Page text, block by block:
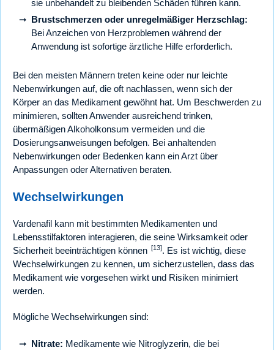
sie unbehandelt zu bleibenden Schäden führen kann.
Brustschmerzen oder unregelmäßiger Herzschlag:
Bei Anzeichen von Herzproblemen während der
Anwendung ist sofortige ärztliche Hilfe erforderlich.
Bei den meisten Männern treten keine oder nur leichte
Nebenwirkungen auf, die oft nachlassen, wenn sich der
Körper an das Medikament gewöhnt hat. Um Beschwerden zu
minimieren, sollten Anwender ausreichend trinken,
übermäßigen Alkoholkonsum vermeiden und die
Dosierungsanweisungen befolgen. Bei anhaltenden
Nebenwirkungen oder Bedenken kann ein Arzt über
Anpassungen oder Alternativen beraten.
Wechselwirkungen
Vardenafil kann mit bestimmten Medikamenten und
Lebensstilfaktoren interagieren, die seine Wirksamkeit oder
Sicherheit beeinträchtigen können [13]. Es ist wichtig, diese
Wechselwirkungen zu kennen, um sicherzustellen, dass das
Medikament wie vorgesehen wirkt und Risiken minimiert
werden.
Mögliche Wechselwirkungen sind:
Nitrate: Medikamente wie Nitroglyzerin, die bei